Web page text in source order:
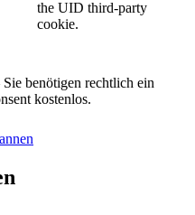
the UID third-party
cookie.
benötigen rechtlich ein
kostenlos.